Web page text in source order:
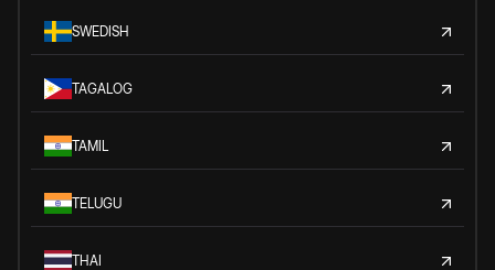
SWEDISH
TAGALOG
TAMIL
TELUGU
THAI